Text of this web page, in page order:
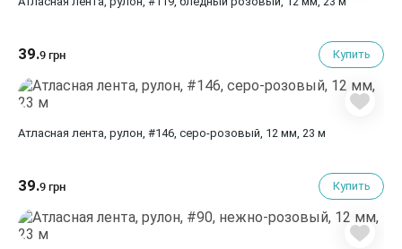
39.9 грн Купить
Атласная лента, рулон, #146, серо-розовый, 12 мм, 23 м
39.9 грн Купить